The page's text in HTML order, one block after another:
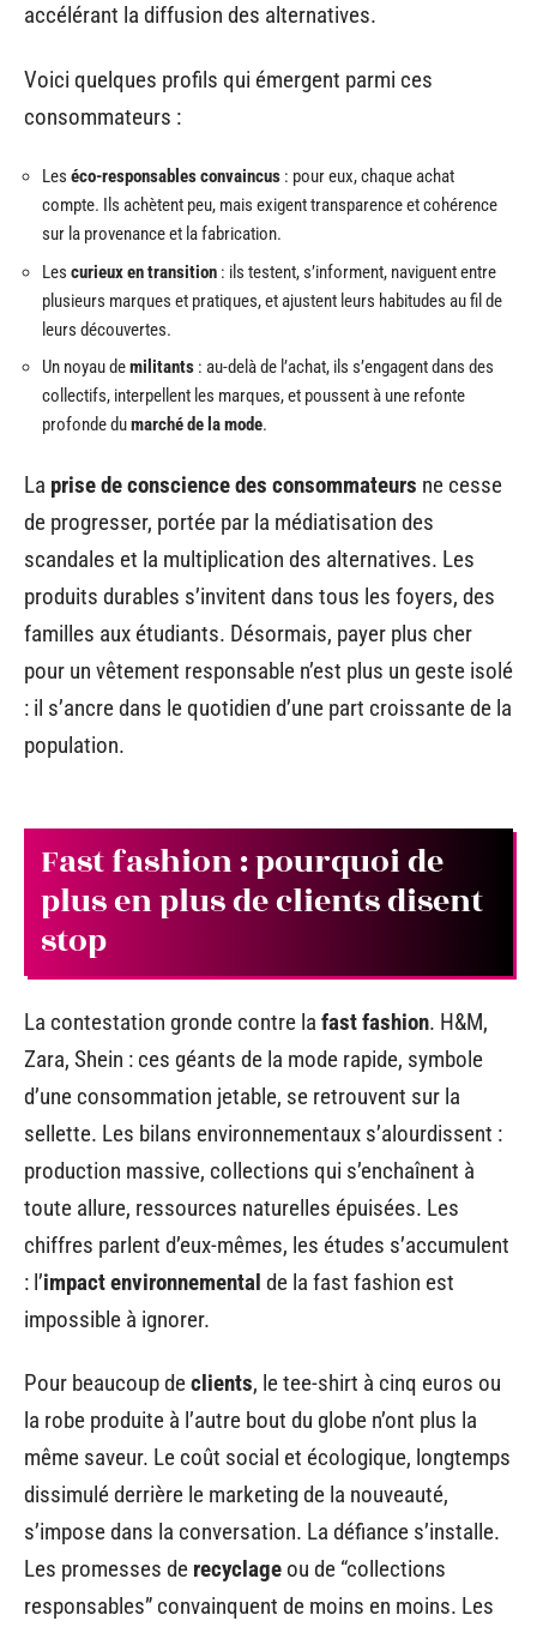
accélérant la diffusion des alternatives.
Voici quelques profils qui émergent parmi ces
consommateurs :
Les éco-responsables convaincus : pour eux, chaque achat
compte. Ils achètent peu, mais exigent transparence et cohérence
sur la provenance et la fabrication.
Les curieux en transition : ils testent, s’informent, naviguent entre
plusieurs marques et pratiques, et ajustent leurs habitudes au fil de
leurs découvertes.
Un noyau demilitants : au-delà de l’achat, ils s’engagent dans des
collectifs, interpellent les marques, et poussent à une refonte
profonde dumarché de la mode.
La prise de conscience des consommateurs ne cesse
de progresser, portée par la médiatisation des
scandales et la multiplication des alternatives. Les
produits durables s’invitent dans tous les foyers, des
familles aux étudiants. Désormais, payer plus cher
pour un vêtement responsable n’est plus un geste isolé
: il s’ancre dans le quotidien d’une part croissante de la
population.
Fast fashion : pourquoi de
plus en plus de clients disent
stop
La contestation gronde contre la fast fashion. H&M,
Zara, Shein : ces géants de la mode rapide, symbole
d’une consommation jetable, se retrouvent sur la
sellette. Les bilans environnementaux s’alourdissent :
production massive, collections qui s’enchaînent à
toute allure, ressources naturelles épuisées. Les
chiffres parlent d’eux-mêmes, les études s’accumulent
: l’impact environnemental de la fast fashion est
impossible à ignorer.
Pour beaucoup declients, le tee-shirt à cinq euros ou
la robe produite à l’autre bout du globe n’ont plus la
même saveur. Le coût social et écologique, longtemps
dissimulé derrière le marketing de la nouveauté,
s’impose dans la conversation. La défiance s’installe.
Les promesses de recyclage ou de “collections
responsables” convainquent de moins en moins. Les